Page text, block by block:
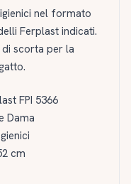
nel formato
Ferplast indicati.
scorta per la
FPI 5366
Dama
cm